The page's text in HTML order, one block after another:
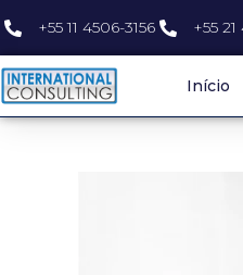
+55 11 4506-3156 +55
Início